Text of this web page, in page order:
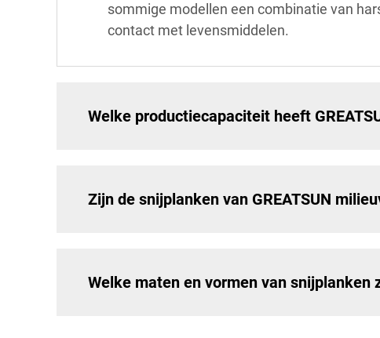
sommige modellen een combinatie van
contact met levensmiddelen.
Welke productiecapaciteit heeft
Zijn de snijplanken van GREATSUN
Welke maten en vormen van snijplanken